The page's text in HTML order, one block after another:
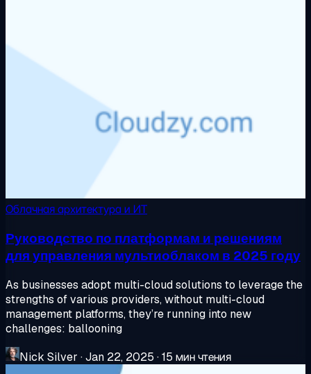
Облачная архитектура и ИТ
Руководство по платформам и решениям
для управления мультиоблаком в 2025 году
As businesses adopt multi-cloud solutions to leverage the
strengths of various providers, without multi-cloud
management platforms, they’re running into new
challenges: ballooning
Nick Silver ·Jan 22, 2025 ·15 мин чтения